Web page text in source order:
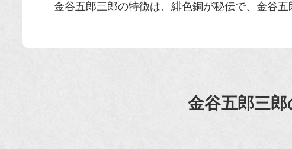
金谷五郎三郎の特徴は、緋色銅が秘伝で、金谷
金谷五郎三